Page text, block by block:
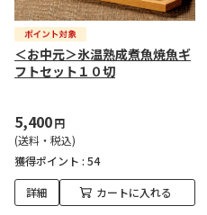
＜お中元＞氷温熟成煮魚焼魚ギ
フトセット１０切
5,400円
(送料・税込)
獲得ポイント : 54
詳細 カートに入れる